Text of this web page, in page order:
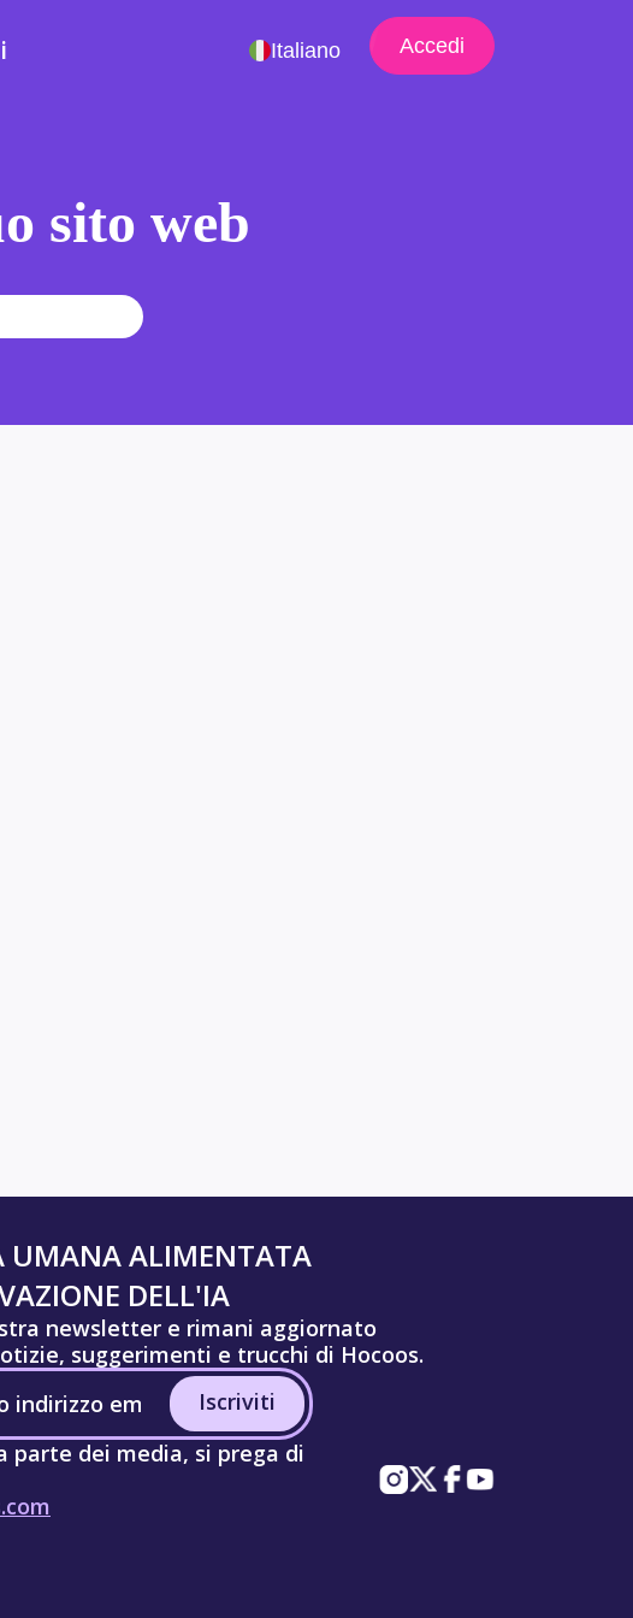
Italiano Accedi
sito web
UMANA ALIMENTATA
DELL'IA
newsletter e rimani aggiornato
suggerimenti e trucchi di Hocoos.
Iscriviti
parte dei media, si prega di